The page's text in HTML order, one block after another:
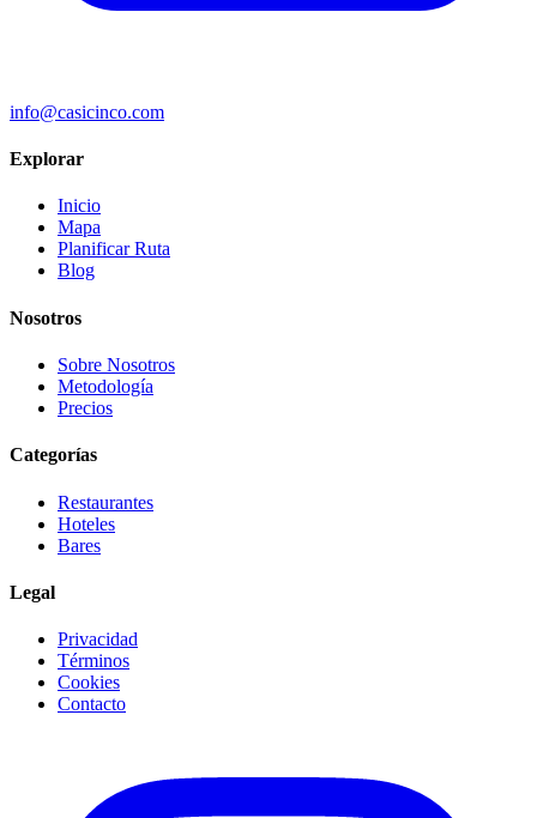
info@casicinco.com
Explorar
Inicio
Mapa
Planificar Ruta
Blog
Nosotros
Sobre Nosotros
Metodología
Precios
Categorías
Restaurantes
Hoteles
Bares
Legal
Privacidad
Términos
Cookies
Contacto